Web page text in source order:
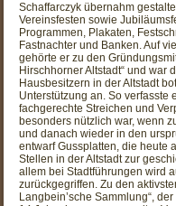
Schaffarczyk übernahm
Vereinsfesten sowie
Programmen, Plakaten,
Fastnachter und Banken. Auf
gehörte er zu den
Hirschhorner Altstadt“ und war
Hausbesitzern in der Altstadt
Unterstützung an. So verfasste
fachgerechte Streichen und
besonders nützlich war, wenn
und danach wieder in den
entwarf Gussplatten, die heute
Stellen in der Altstadt zur
allem bei Stadtführungen wird
zurückgegriffen. Zu den
Langbein’sche Sammlung“,